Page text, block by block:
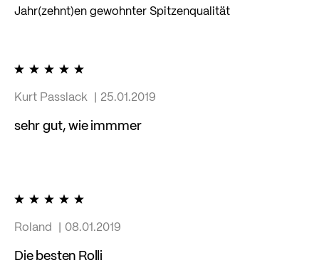
Jahr(zehnt)en gewohnter Spitzenqualität
Kurt Passlack
25.01.2019
sehr gut, wie immmer
Roland
08.01.2019
Die besten Rolli